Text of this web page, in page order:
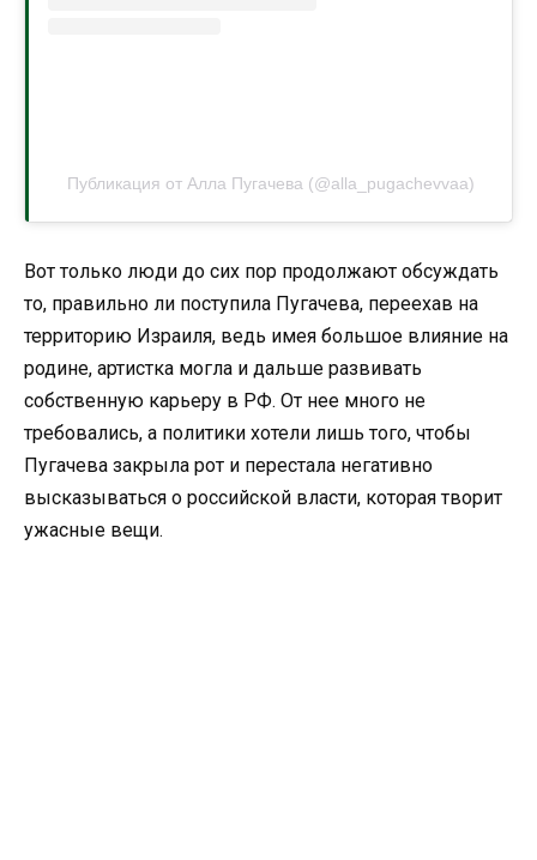
Публикация от Алла Пугачева (@alla_pugachevvaa)
Вот только люди до сих пор продолжают обсуждать
то, правильно ли поступила Пугачева, переехав на
территорию Израиля, ведь имея большое влияние на
родине, артистка могла и дальше развивать
собственную карьеру в РФ. От нее много не
требовались, а политики хотели лишь того, чтобы
Пугачева закрыла рот и перестала негативно
высказываться о российской власти, которая творит
ужасные вещи.